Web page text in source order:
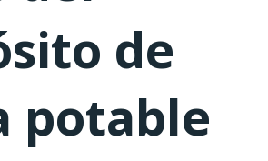
de
potable